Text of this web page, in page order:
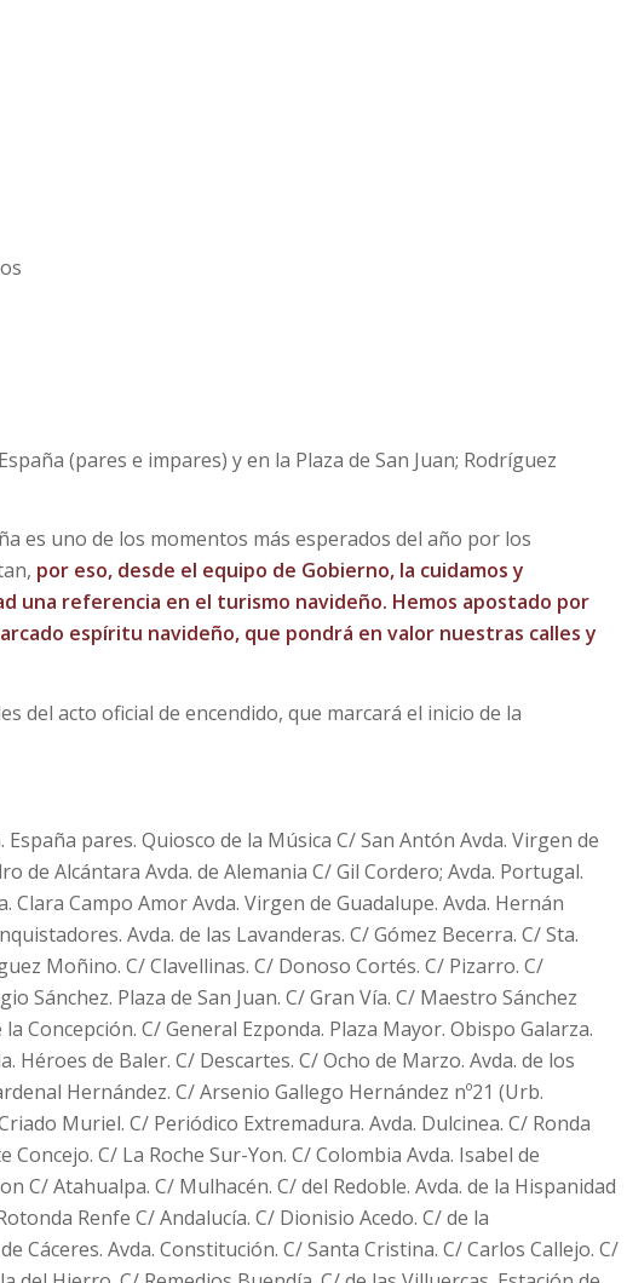
(pares e impares) y en la Plaza de San Juan; Rodríguez
es uno de los momentos más esperados del año por los
por eso, desde el equipo de Gobierno, la cuidamos y
una referencia en el turismo navideño. Hemos apostado por
espíritu navideño, que pondrá en valor nuestras calles y
del acto oficial de encendido, que marcará el inicio de la
pares. Quiosco de la Música C/ San Antón Avda. Virgen de
de Alcántara Avda. de Alemania C/ Gil Cordero; Avda. Portugal.
Clara Campo Amor Avda. Virgen de Guadalupe. Avda. Hernán
Avda. de las Lavanderas. C/ Gómez Becerra. C/ Sta.
Moñino. C/ Clavellinas. C/ Donoso Cortés. C/ Pizarro. C/
Sánchez. Plaza de San Juan. C/ Gran Vía. C/ Maestro Sánchez
Concepción. C/ General Ezponda. Plaza Mayor. Obispo Galarza.
Héroes de Baler. C/ Descartes. C/ Ocho de Marzo. Avda. de los
Hernández. C/ Arsenio Gallego Hernández nº21 (Urb.
Muriel. C/ Periódico Extremadura. Avda. Dulcinea. C/ Ronda
Concejo. C/ La Roche Sur-Yon. C/ Colombia Avda. Isabel de
C/ Atahualpa. C/ Mulhacén. C/ del Redoble. Avda. de la Hispanidad
Renfe C/ Andalucía. C/ Dionisio Acedo. C/ de la
Cáceres. Avda. Constitución. C/ Santa Cristina. C/ Carlos Callejo. C/